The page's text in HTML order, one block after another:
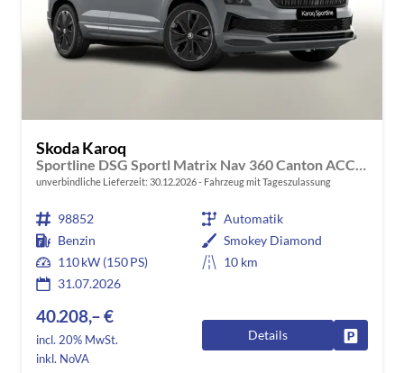
Skoda Karoq
Sportline DSG Sportl Matrix Nav 360 Canton ACC Kessy
unverbindliche Lieferzeit: 30.12.2026 Fahrzeug mit Tageszulassung
98852
Automatik
Benzin
Smokey Diamond
110 kW (150 PS)
10 km
31.07.2026
40.208,– €
incl. 20% MwSt.
inkl. NoVA
Details